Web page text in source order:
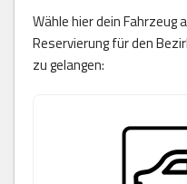
Wähle hier dein Fahrzeug
Reservierung für den
zu gelangen: